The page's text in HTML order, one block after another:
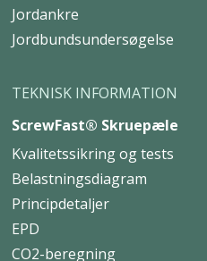
Jordankre
Jordbundsundersøgelse
TEKNISK INFORMATION
ScrewFast® Skruepæle
Kvalitetssikring og tests
Belastningsdiagram
Principdetaljer
EPD
CO2-beregning